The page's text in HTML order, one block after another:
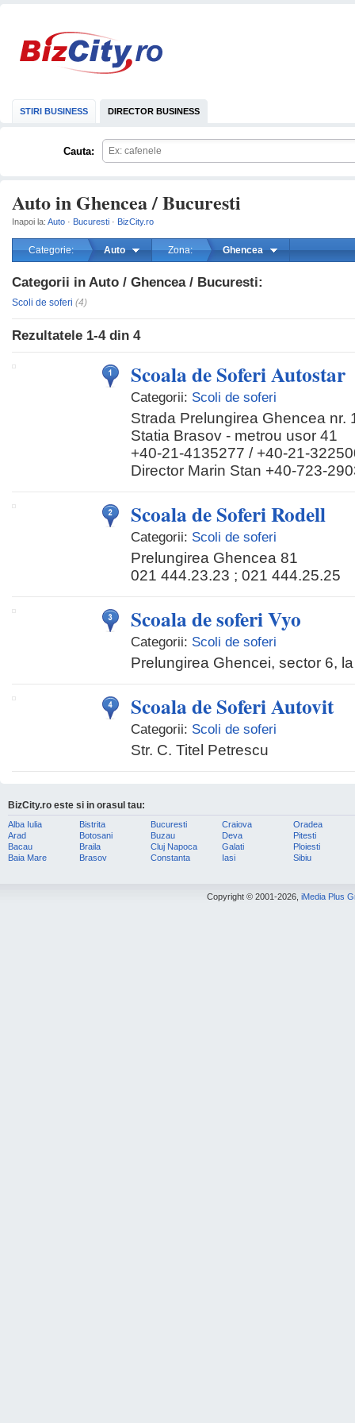
STIRI BUSINESS DIRECTOR BUSINESS
Cauta:
Auto in Ghencea / Bucuresti
Inapoi la: Auto · Bucuresti · BizCity.ro
Categorie: Auto Zona: Ghencea
Categorii in Auto / Ghencea / Bucuresti:
Scoli de soferi (4)
Rezultatele 1-4din 4
Scoala de Soferi Autostar
Categorii: Scoli de soferi
Strada Prelungirea Ghencea nr.
Statia Brasov - metrou usor 41
+40-21-4135277 / +40-21-
Director Marin Stan +40-723-
Scoala de Soferi Rodell
Categorii: Scoli de soferi
Prelungirea Ghencea 81
021 444.23.23 ; 021 444.25.25
Scoala de soferi Vyo
Categorii: Scoli de soferi
Prelungirea Ghencei, sector 6,
Scoala de Soferi Autovit
Categorii: Scoli de soferi
Str. C. Titel Petrescu
BizCity.ro este si in orasul tau:
Alba Iulia
Arad
Bacau
Baia Mare
Bistrita
Botosani
Braila
Brasov
Bucuresti
Buzau
Cluj Napoca
Constanta
Craiova
Deva
Galati
Iasi
Oradea
Pitesti
Ploiesti
Sibiu
Copyright © 2001-2026, iMedia Plus